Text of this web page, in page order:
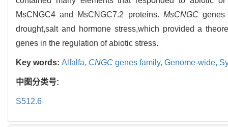
MsCNGC4 and MsCNGC7.2 proteins. MsCNGCgenes
drought,salt and hormone stress,which provided a
genes in the regulation of abiotic stress.
Key words: Alfalfa, CNGC genes family, Genome-wide,
中图分类号:
S512.6